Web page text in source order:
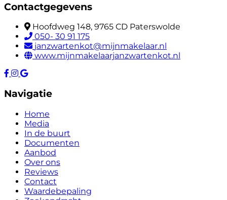
Contactgegevens
Hoofdweg 148, 9765 CD Paterswolde
050- 30 91 175
janzwartenkot@mijnmakelaar.nl
www.mijnmakelaarjanzwartenkot.nl
Navigatie
Home
Media
In de buurt
Documenten
Aanbod
Over ons
Reviews
Contact
Waardebepaling